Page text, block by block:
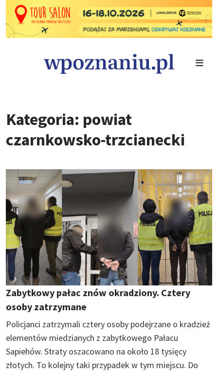
Kategoria: powiat
czarnkowsko-trzcianecki
Zabytkowy pałac znów okradziony. Cztery
osoby zatrzymane
Policjanci zatrzymali cztery osoby podejrzane o kradzież
elementów miedzianych z zabytkowego Pałacu
Sapiehów. Straty oszacowano na około 18 tysięcy
złotych. To kolejny taki przypadek w tym miejscu. Do